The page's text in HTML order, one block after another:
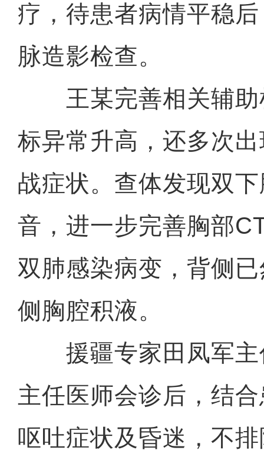
疗，待患者病情平稳
脉造影检查。
王某完善相关辅助
标异常升高，还多次
战症状。查体发现双
音，进一步完善胸部
双肺感染病变，背侧
侧胸腔积液。
援疆专家田凤军主
主任医师会诊后，结
呕吐症状及昏迷，不